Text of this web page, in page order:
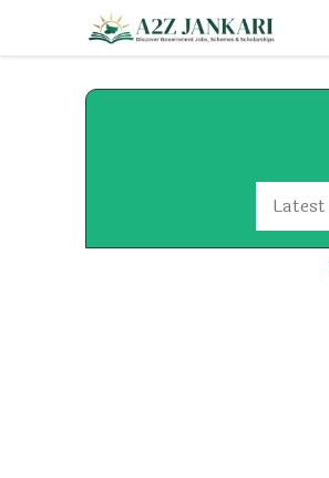
content